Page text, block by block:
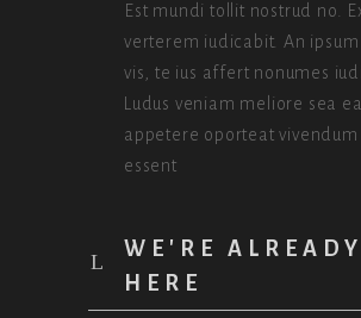
Est mundi tollit nostrud no.
verterem iudicabit. An
vis, te ius affert nonumes
Ludus veniam meliore sea
appetere oporteat vivendum
essent
WE'RE ALREADY
HERE